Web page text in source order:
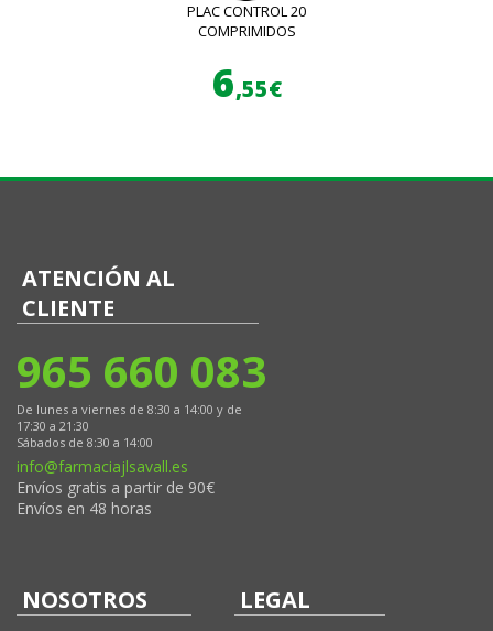
PLAC CONTROL 20
COMPRIMIDOS
6,55€
ATENCIÓN AL
CLIENTE
965 660 083
De lunes a viernes de 8:30 a 14:00 y de
17:30 a 21:30
Sábados de 8:30 a 14:00
info@farmaciajlsavall.es
Envíos gratis a partir de 90€
Envíos en 48 horas
NOSOTROS LEGAL